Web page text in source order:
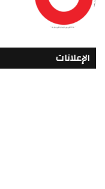
الإعلانات